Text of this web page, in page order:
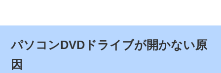
パソコンDVDドライブが開かない原
因